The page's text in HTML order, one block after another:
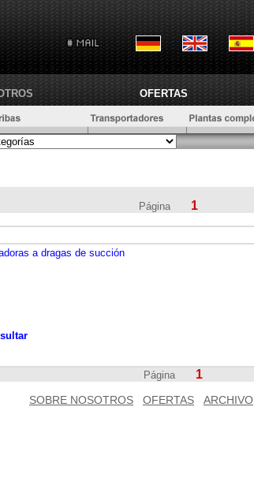
OFERTAS
Página 1
a dragas de succión
Página
1
SOBRE NOSOTROS OFERTAS ARCHIVO